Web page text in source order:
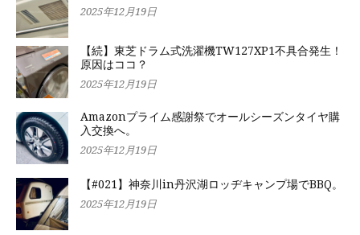
2025年12月19日
【続】東芝ドラム式洗濯機TW127XP1不具合発生！
原因はココ？
2025年12月19日
Amazonプライム感謝祭でオールシーズンタイヤ購
入交換へ。
2025年12月19日
【#021】神奈川in丹沢湖ロッヂキャンプ場でBBQ。
2025年12月19日